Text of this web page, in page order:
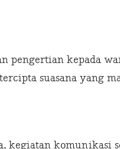
pengertian kepada
suasana yang
kegiatan komunikasi